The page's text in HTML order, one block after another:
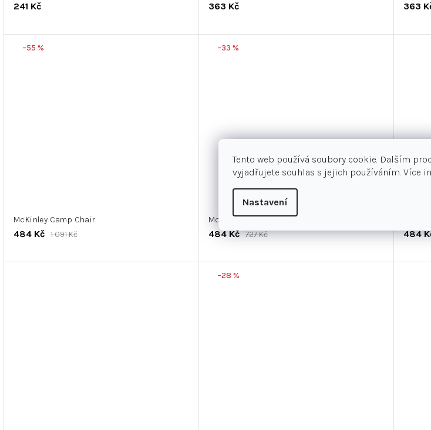
Tento web používá soubory cookie. Dalším
vyjadřujete souhlas s jejich používáním. Více
Nastavení
241 Kč 363 Kč 363
–55 %
McKinley Camp Chair
484 Kč 1 091 Kč
–33 %
McKinley faro skládací židle děti
484 Kč 727 Kč 484
–28 %